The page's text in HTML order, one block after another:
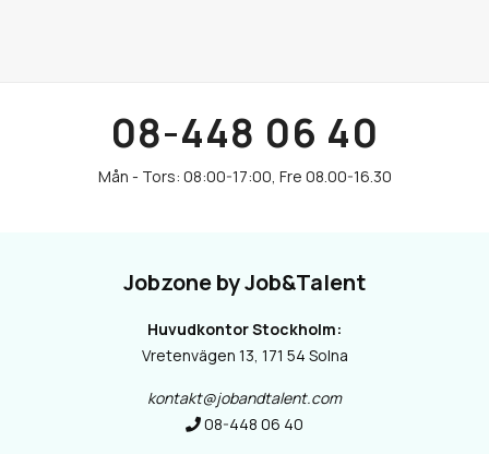
08-448 06 40
Jobzone by Job&Talent
Huvudkontor Stockholm:
Vretenvägen 13, 171 54 Solna
kontakt@jobandtalent.com
08-448 06 40